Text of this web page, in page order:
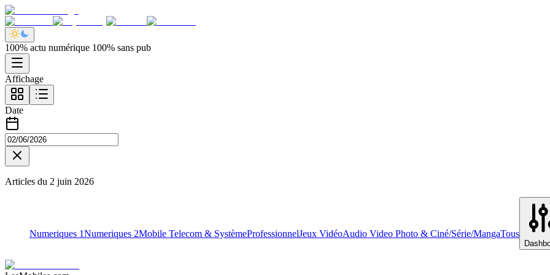
100% actu numérique 100% sans pub
Affichage
Date
Articles du 2 juin 2026
Numeriques 1Numeriques 2Mobile Telecom & SystèmeProfessionnelJeux VidéoAudio Video Photo & Ciné/Série/MangaTous